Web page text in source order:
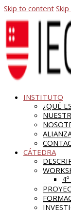
Skip to content
INSTITUTO
¿QUÉ
CÁTEDRA